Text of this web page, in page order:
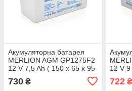
Акумуляторна батарея
MERLION AGM GP1275F2
12 V 7,5 Ah ( 150 x 65 x 95
Q10/420
730 ₴
12 V
2.175
722₴